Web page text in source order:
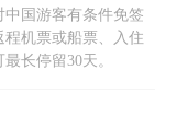
国游客有条件免签
机票或船票、入住
长停留30天。